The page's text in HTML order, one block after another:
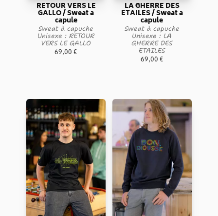
RETOUR VERS LE
GALLO / Sweat a
capule
Sweat à capuche
Unisexe : RETOUR
VERS LE GALLO
69,00€
LA GHERRE DES
ETAILES / Sweat a
capule
Sweat à capuche
Unisexe : LA
GHERRE DES
ETAILES
69,00€